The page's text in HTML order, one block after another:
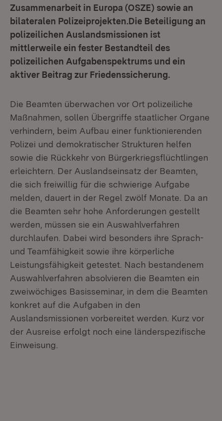
Zusammenarbeit in Europa (OSZE) sowie an
bilateralen Polizeiprojekten.Die Beteiligung an
polizeilichen Auslandsmissionen ist
mittlerweile ein fester Bestandteil des
polizeilichen Aufgabenspektrums und ein
aktiver Beitrag zur Friedenssicherung.
Die Beamten überwachen vor Ort polizeiliche
Maßnahmen, sollen Übergriffe staatlicher Organe
verhindern, beim Aufbau einer funktionierenden
Polizei und demokratischer Strukturen helfen
sowie die Rückkehr von Bürgerkriegsflüchtlingen
erleichtern. Der Auslandseinsatz der Beamten,
die sich freiwillig für die schwierige Aufgabe
melden, dauert in der Regel zwölf Monate. Da an
die Beamten sehr hohe Anforderungen gestellt
werden, müssen sie ein Auswahlverfahren
durchlaufen. Dabei wird besonders ihre Sprach-
und Teamfähigkeit sowie ihre körperliche
Leistungsfähigkeit getestet. Nach bestandenem
Auswahlverfahren absolvieren die Beamten ein
zweiwöchiges Basisseminar, in dem die Beamten
konkret auf die Aufgaben in den
Auslandsmissionen vorbereitet werden. Kurz vor
der Ausreise erfolgt noch eine länderspezifische
Einweisung.